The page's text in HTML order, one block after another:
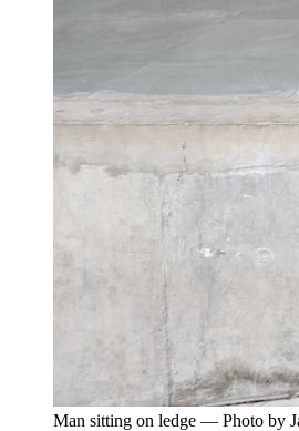
Man sitting on ledge — Photo by